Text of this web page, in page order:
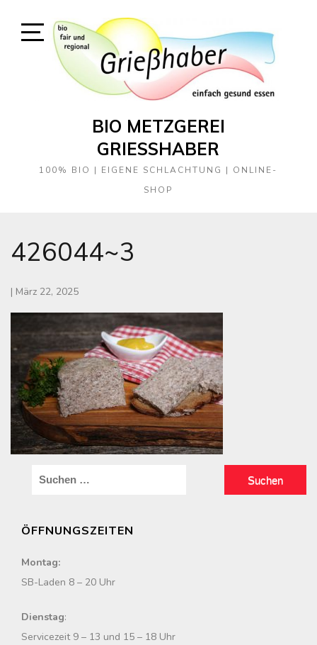
Open
Sidebar
BIO METZGEREI
GRIESSHABER
100% BIO | EIGENE SCHLACHTUNG | ONLINE-
SHOP
426044~3
| März 22, 2025
h
a
c
ÖFFNUNGSZEITEN
Montag:
SB-Laden 8 – 20 Uhr
Dienstag:
Servicezeit 9 – 13 und 15 – 18 Uhr